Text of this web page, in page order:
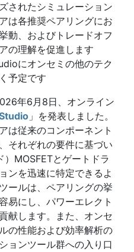
されたシミュレーション
は各推奨ペアリングにお
動、およびトレードオフ
の理解を促進します
にオンセミの他のテク
予定です
年6月8日、オンライン
」を発表しました。
は従来のコンポーネント
それぞれの要件に基づい
MOSFETとゲートドラ
ンを迅速に特定できるよ
ールは、ペアリングの挙
易にし、パワーエレクト
献します。また、オンセ
の性能および効率解析の
ョンツール群への入り口